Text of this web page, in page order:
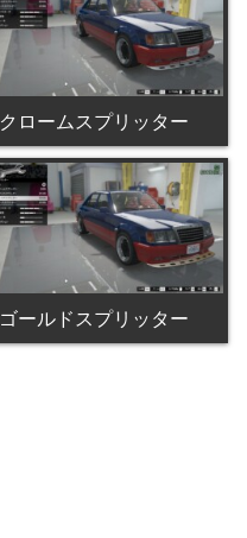
クロームスプリッター
ゴールドスプリッター